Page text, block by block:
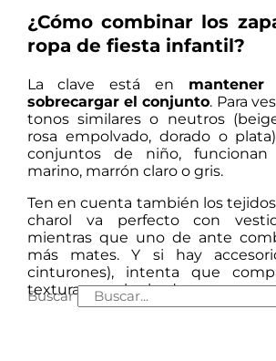
¿Cómo combinar los
ropa de fiesta infantil?
La clave está en
sobrecargar el conjunto. Para
tonos similares o neutros
rosa empolvado, dorado o
conjuntos de niño,
marino, marrón claro o gris.
Ten en cuenta también los
charol va perfecto con
mientras que uno de ante
más mates. Y si hay
cinturones), intenta que
textura con el calzado.
Buscar